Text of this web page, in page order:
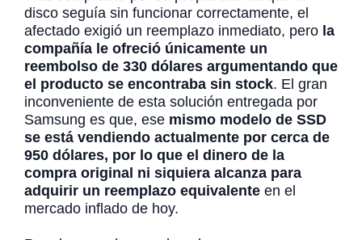
disco seguía sin funcionar correctamente, el
afectado exigió un reemplazo inmediato, pero la
compañía le ofreció únicamente un
reembolso de 330 dólares argumentando que
el producto se encontraba sin stock. El gran
inconveniente de esta solución entregada por
Samsung es que, ese mismo modelo de SSD
se está vendiendo actualmente por cerca de
950 dólares, por lo que el dinero de la
compra original ni siquiera alcanza para
adquirir un reemplazo equivalente en el
mercado inflado de hoy.